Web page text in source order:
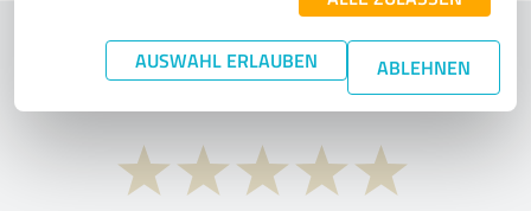
AUSWAHL ERLAUBEN ABLEHNEN
Qual é a sua opinião sobre a relação
custo/benefício?